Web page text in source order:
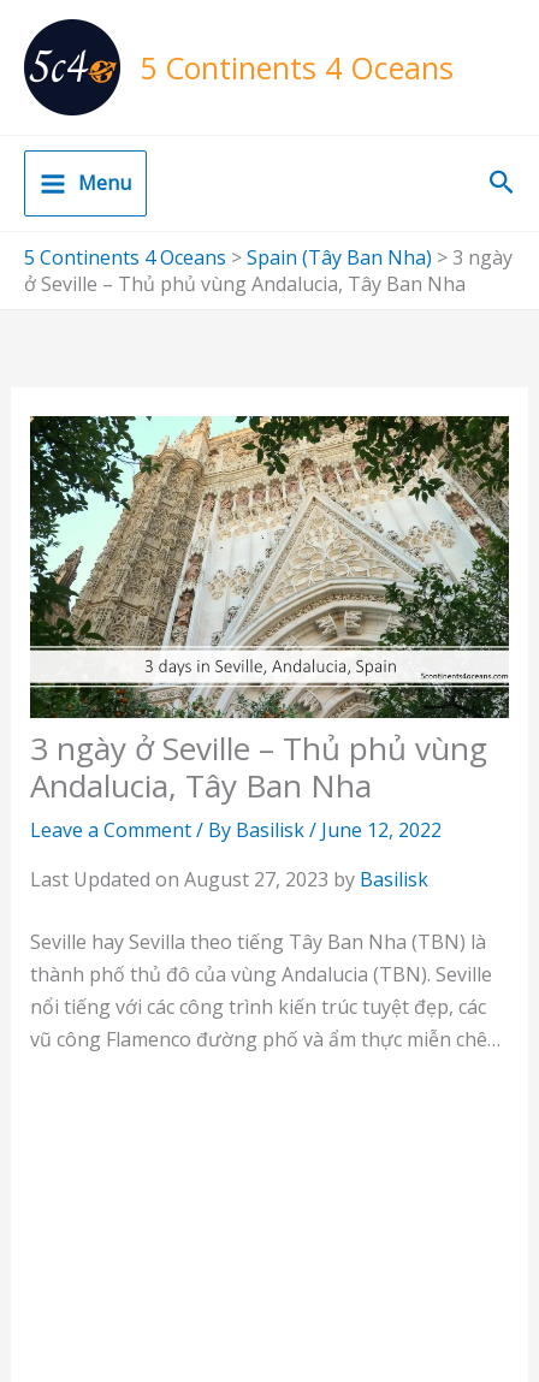
content
5 Continents 4 Oceans
Menu
5 Continents 4 Oceans >Spain (Tây Ban Nha) >3 ngày
ở Seville – Thủ phủ vùng Andalucia, Tây Ban Nha
3 ngày ở Seville – Thủ phủ vùng
Andalucia, Tây Ban Nha
Leave a Comment/ By Basilisk/ June 12, 2022
Last Updated on August 27, 2023 by Basilisk
Seville hay Sevilla theo tiếng Tây Ban Nha (TBN) là
thành phố thủ đô của vùng Andalucia (TBN). Seville
nổi tiếng với các công trình kiến trúc tuyệt đẹp, các
vũ công Flamenco đường phố và ẩm thực miễn chê…